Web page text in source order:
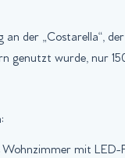
der „Costarella“,
genutzt wurde, nur
mit